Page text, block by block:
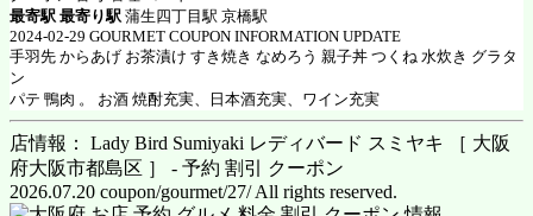
最寄駅 最寄り駅 蒲生四丁目駅 京橋駅
2024-02-29 GOURMET COUPON INFORMATION UPDATE
手羽先 からあげ お茶漬け すき焼き なめろう 親子丼 つくね 水炊き グラタ
ン
パテ 鴨肉 。 お酒 焼酎充実、日本酒充実、ワイン充実
店情報： Lady Bird Sumiyaki レディバード スミヤキ ［ 大阪
府大阪市都島区 ］ - 予約 割引 クーポン
2026.07.20 coupon/gourmet/27/ All rights reserved.